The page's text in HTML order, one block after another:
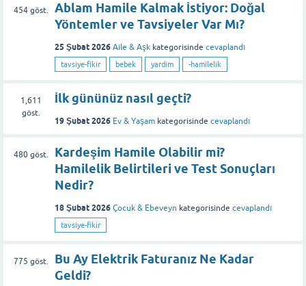
454göst.
Ablam Hamile Kalmak İstiyor: Doğal
Yöntemler ve Tavsiyeler Var Mı?
25 Şubat 2026 Aile & Aşk kategorisinde cevaplandı
tavsiye-fikir bebek yardim -hamilelik
1,611
göst.
İlk gününüz nasıl geçti?
19 Şubat 2026 Ev & Yaşam kategorisinde cevaplandı
480göst.
Kardeşim Hamile Olabilir mi?
Hamilelik Belirtileri ve Test Sonuçları
Nedir?
18 Şubat 2026 Çocuk & Ebeveyn kategorisinde cevaplandı
tavsiye-fikir
775 göst.
Bu Ay Elektrik Faturanız Ne Kadar
Geldi?